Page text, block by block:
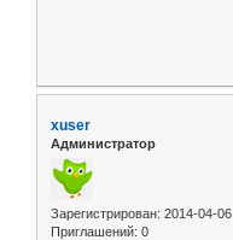
xuser
Администратор
Зарегистрирован: 2014-04-06
Приглашений: 0